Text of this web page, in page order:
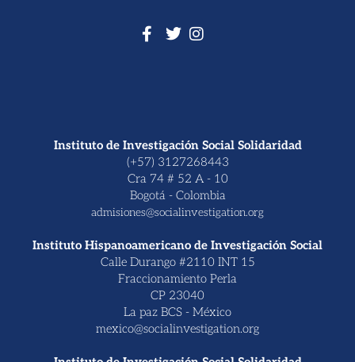
Instituto de Investigación Social Solidaridad
(+57) 3127268443
Cra 74 # 52 A - 10
Bogotá - Colombia
admisiones@socialinvestigation.org
Instituto Hispanoamericano de Investigación Social
Calle Durango #2110 INT 15
Fraccionamiento Perla
CP 23040
La paz BCS - México
mexico@socialinvestigation.org